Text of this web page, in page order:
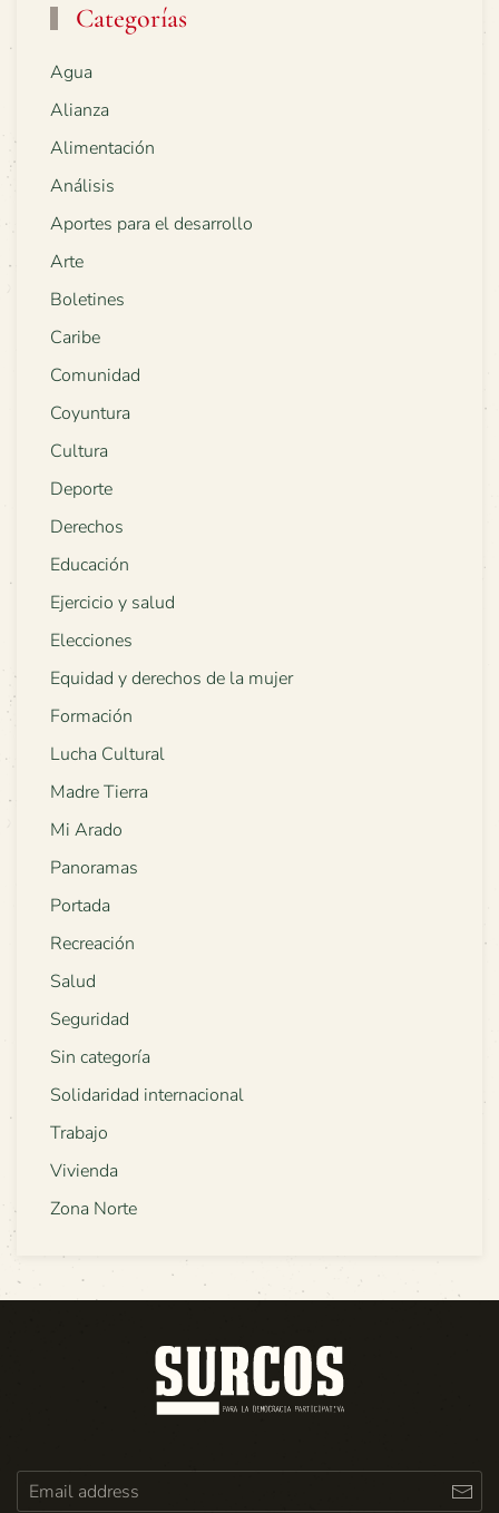
Categorías
Agua
Alianza
Alimentación
Análisis
Aportes para el desarrollo
Arte
Boletines
Caribe
Comunidad
Coyuntura
Cultura
Deporte
Derechos
Educación
Ejercicio y salud
Elecciones
Equidad y derechos de la mujer
Formación
Lucha Cultural
Madre Tierra
Mi Arado
Panoramas
Portada
Recreación
Salud
Seguridad
Sin categoría
Solidaridad internacional
Trabajo
Vivienda
Zona Norte